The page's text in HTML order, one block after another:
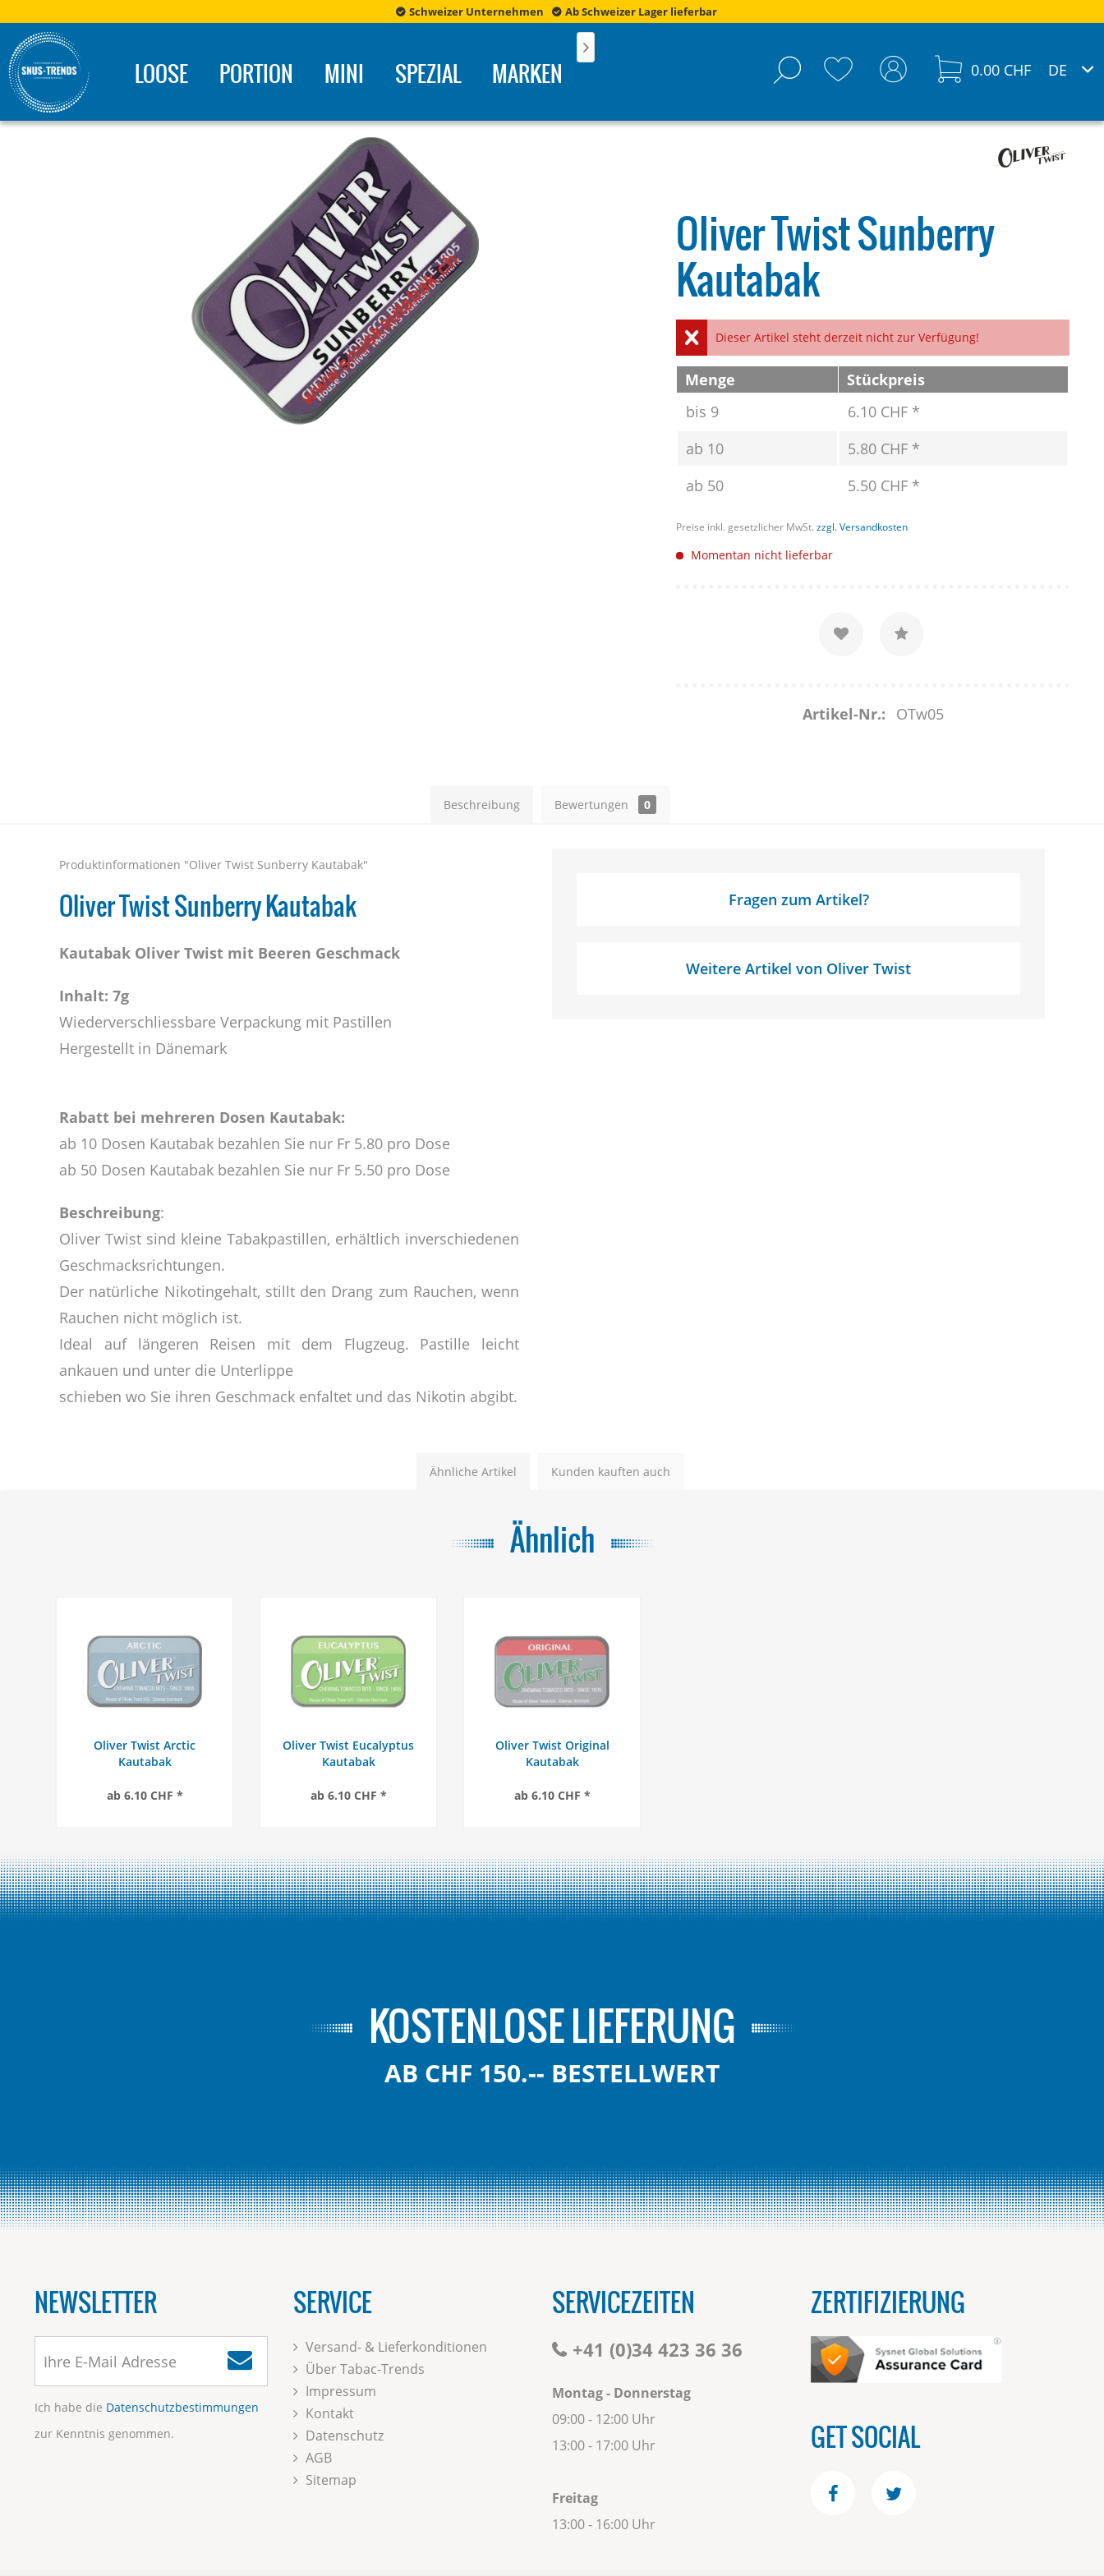
Schweizer Unternehmen Ab Schweizer Lager lieferbar
LOOSE PORTION MINI SPEZIAL MARKEN

0.00 CHF
Oliver Twist Sunberry
Kautabak
Dieser Artikel steht derzeit nicht zur Verfügung!
Menge
Stückpreis
bis 9
6.10 CHF *
ab 10
5.80 CHF *
ab 50 5.50 CHF *
Preise inkl. gesetzlicher MwSt.zzgl. Versandkosten
Momentan nicht lieferbar
Artikel-Nr.: OTw05
Beschreibung Bewertungen 0
Produktinformationen "Oliver Twist Sunberry Kautabak"
Oliver Twist Sunberry Kautabak
Kautabak Oliver Twist mit Beeren Geschmack
Inhalt: 7g
Wiederverschliessbare Verpackung mit Pastillen
Hergestellt in Dänemark
Rabatt bei mehreren Dosen Kautabak:
ab 10 Dosen Kautabak bezahlen Sie nur Fr 5.80 pro Dose
ab 50 Dosen Kautabak bezahlen Sie nur Fr 5.50 pro Dose
Beschreibung:
Oliver Twist sind kleine Tabakpastillen, erhältlich inverschiedenen
Geschmacksrichtungen.
Der natürliche Nikotingehalt, stillt den Drang zum Rauchen, wenn
Rauchen nicht möglich ist.
Ideal auf längeren Reisen mit dem Flugzeug. Pastille leicht
ankauen und unter die Unterlippe
schieben wo Sie ihren Geschmack enfaltet und das Nikotin abgibt.
Fragen zum Artikel?
Weitere Artikel von Oliver Twist
Ähnliche Artikel Kunden kauften auch
Ähnlich
Oliver Twist Arctic
Kautabak
ab 6.10 CHF *
Oliver Twist Eucalyptus
Kautabak
ab 6.10 CHF *
Oliver Twist Original
Kautabak
ab 6.10 CHF *
KOSTENLOSE LIEFERUNG
AB CHF 150.-- BESTELLWERT
NEWSLETTER
Ich habe die Datenschutzbestimmungen
zur Kenntnis genommen.
SERVICE
Versand- & Lieferkonditionen
Über Tabac-Trends
Impressum
Kontakt
Datenschutz
AGB
Sitemap
SERVICEZEITEN
+41 (0)34 423 36 36
Montag - Donnerstag
09:00 - 12:00 Uhr
13:00 - 17:00 Uhr
Freitag
13:00 - 16:00 Uhr
ZERTIFIZIERUNG
GET SOCIAL